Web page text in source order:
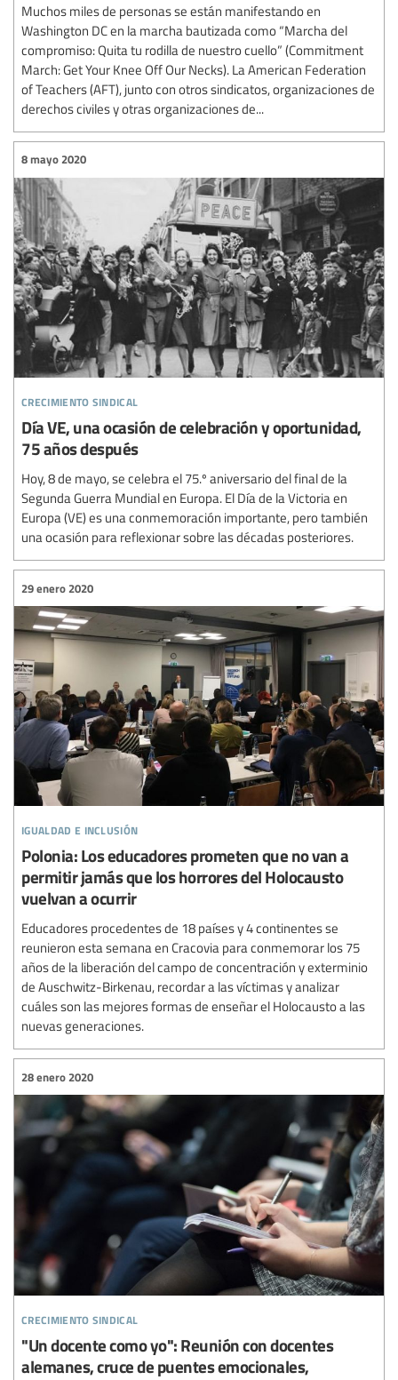
Muchos miles de personas se están manifestando en
Washington DC en la marcha bautizada como “Marcha del
compromiso: Quita tu rodilla de nuestro cuello” (Commitment
March: Get Your Knee Off Our Necks). La American Federation
of Teachers (AFT), junto con otros sindicatos, organizaciones de
derechos civiles y otras organizaciones de...
crecimiento sindical
8 mayo 2020
Día VE, una ocasión de celebración y oportunidad,
75 años después
Hoy, 8 de mayo, se celebra el 75.º aniversario del final de la
Segunda Guerra Mundial en Europa. El Día de la Victoria en
Europa (VE) es una conmemoración importante, pero también
una ocasión para reflexionar sobre las décadas posteriores.
igualdad e inclusión
29 enero 2020
Polonia: Los educadores prometen que no van a
permitir jamás que los horrores del Holocausto
vuelvan a ocurrir
Educadores procedentes de 18 países y 4 continentes se
reunieron esta semana en Cracovia para conmemorar los 75
años de la liberación del campo de concentración y exterminio
de Auschwitz-Birkenau, recordar a las víctimas y analizar
cuáles son las mejores formas de enseñar el Holocausto a las
nuevas generaciones.
crecimiento sindical
28 enero 2020
"Un docente como yo": Reunión con docentes
alemanes, cruce de puentes emocionales,